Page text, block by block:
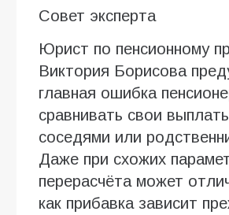
Совет эксперта
Юрист по пенсионному
Виктория Борисова
главная ошибка
сравнивать свои
соседями или
Даже при схожих
перерасчёта может
как прибавка зависит